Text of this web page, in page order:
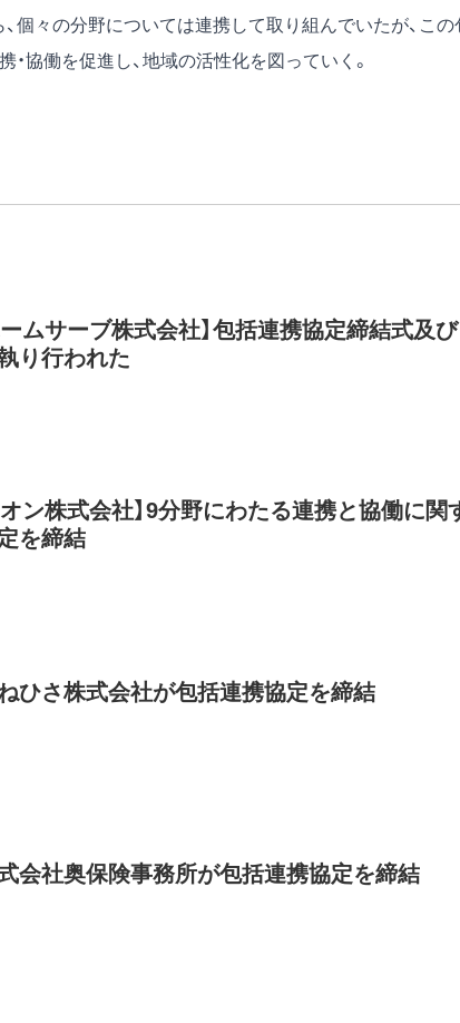
個々の分野については連携して取り組んでいたが、この
協働を促進し、地域の活性化を図っていく。
ームサーブ株式会社】包括連携協定締結式及び
り行われた
オン株式会社】9分野にわたる連携と協働に関
を締結
ひさ株式会社が包括連携協定を締結
会社奥保険事務所が包括連携協定を締結